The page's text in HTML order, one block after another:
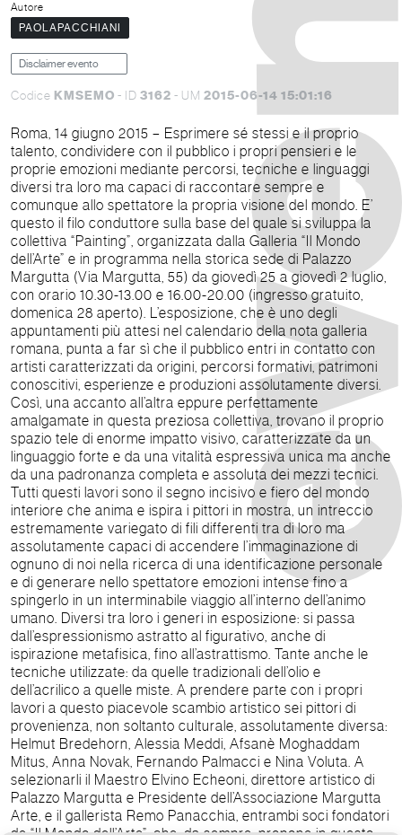
Autore
PAOLAPACCHIANI
Disclaimer evento
Codice KMSEMO - ID 3162 - UM 2015-06-14 15:01:16
Roma, 14 giugno 2015 – Esprimere sé stessi e il proprio
talento, condividere con il pubblico i propri pensieri e le
proprie emozioni mediante percorsi, tecniche e linguaggi
diversi tra loro ma capaci di raccontare sempre e
comunque allo spettatore la propria visione del mondo. E’
questo il filo conduttore sulla base del quale si sviluppa la
collettiva “Painting”, organizzata dalla Galleria “Il Mondo
dell’Arte” e in programma nella storica sede di Palazzo
Margutta (Via Margutta, 55) da giovedì 25 a giovedì 2 luglio,
con orario 10.30-13.00 e 16.00-20.00 (ingresso gratuito,
domenica 28 aperto). L’esposizione, che è uno degli
appuntamenti più attesi nel calendario della nota galleria
romana, punta a far sì che il pubblico entri in contatto con
artisti caratterizzati da origini, percorsi formativi, patrimoni
conoscitivi, esperienze e produzioni assolutamente diversi.
Così, una accanto all’altra eppure perfettamente
amalgamate in questa preziosa collettiva, trovano il proprio
spazio tele di enorme impatto visivo, caratterizzate da un
linguaggio forte e da una vitalità espressiva unica ma anche
da una padronanza completa e assoluta dei mezzi tecnici.
Tutti questi lavori sono il segno incisivo e fiero del mondo
interiore che anima e ispira i pittori in mostra, un intreccio
estremamente variegato di fili differenti tra di loro ma
assolutamente capaci di accendere l’immaginazione di
ognuno di noi nella ricerca di una identificazione personale
e di generare nello spettatore emozioni intense fino a
spingerlo in un interminabile viaggio all’interno dell’animo
umano. Diversi tra loro i generi in esposizione: si passa
dall’espressionismo astratto al figurativo, anche di
ispirazione metafisica, fino all’astrattismo. Tante anche le
tecniche utilizzate: da quelle tradizionali dell’olio e
dell’acrilico a quelle miste. A prendere parte con i propri
lavori a questo piacevole scambio artistico sei pittori di
provenienza, non soltanto culturale, assolutamente diversa:
Helmut Bredehorn, Alessia Meddi, Afsanè Moghaddam
Mitus, Anna Novak, Fernando Palmacci e Nina Voluta. A
selezionarli il Maestro Elvino Echeoni, direttore artistico di
Palazzo Margutta e Presidente dell’Associazione Margutta
Arte, e il gallerista Remo Panacchia, entrambi soci fondatori